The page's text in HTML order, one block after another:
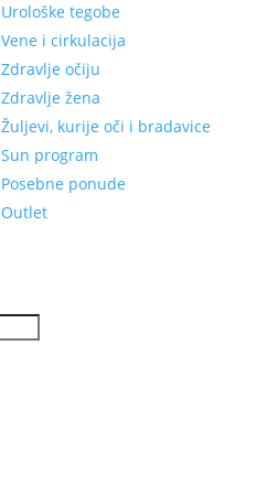
Urološke tegobe
Vene i cirkulacija
Zdravlje očiju
Zdravlje žena
Žuljevi, kurije oči i bradavice
Sun program
Posebne ponude
Outlet